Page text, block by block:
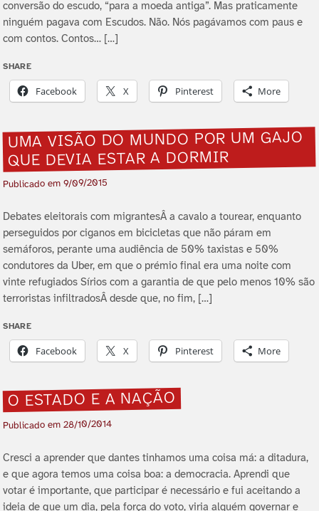
conversão do escudo, “para a moeda antiga”. Mas praticamente
ninguém pagava com Escudos. Não. Nós pagávamos com paus e
com contos. Contos… […]
SHARE
Facebook X Pinterest More
UMA VISÃO DO MUNDO POR UM GAJO
QUE DEVIA ESTAR A DORMIR
Publicado em9/09/2015
Debates eleitorais com migrantesÂ a cavalo a tourear, enquanto
perseguidos por ciganos em bicicletas que não páram em
semáforos, perante uma audiência de 50% taxistas e 50%
condutores da Uber, em que o prémio final era uma noite com
vinte refugiados Sí­rios com a garantia de que pelo menos 10% são
terroristas infiltradosÂ desde que, no fim, […]
SHARE
Facebook X Pinterest More
O ESTADO E A NAÇÃO
Publicado em28/10/2014
Cresci a aprender que dantes tinhamos uma coisa má: a ditadura,
e que agora temos uma coisa boa: a democracia. Aprendi que
votar é importante, que participar é necessário e fui aceitando a
ideia de que um dia, pela força do voto, viria alguém governar e